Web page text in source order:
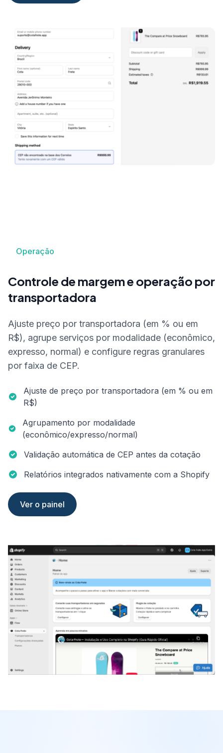
Operação
Controle de margem e operação por
transportadora
Ajuste preço por transportadora (em % ou em
R$), agrupe serviços por modalidade (econômico,
expresso, normal) e configure regras granulares
por faixa de CEP.
Ajuste de preço por transportadora (em % ou em
R$)
Agrupamento por modalidade
(econômico/expresso/normal)
Validação automática de CEP antes da cotação
Relatórios integrados nativamente com a Shopify
Ver o painel